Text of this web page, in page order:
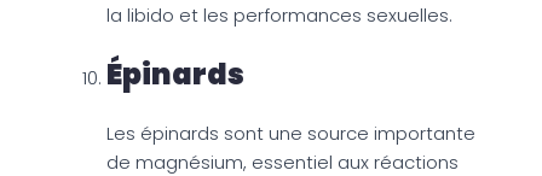
la libido et les performances sexuelles.
Épinards
Les épinards sont une source importante
de magnésium, essentiel aux réactions